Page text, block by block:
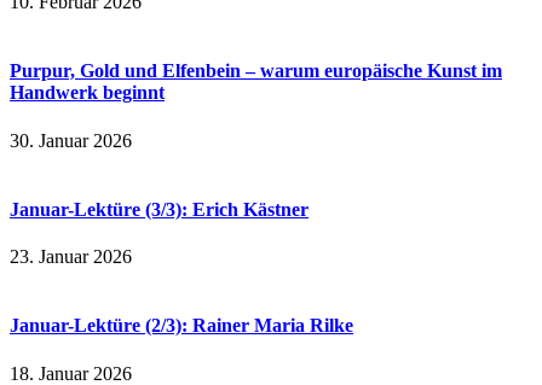
Purpur, Gold und Elfenbein – warum europäische Kunst im
Handwerk beginnt
30. Januar 2026
Januar-Lektüre (3/3): Erich Kästner
23. Januar 2026
Januar-Lektüre (2/3): Rainer Maria Rilke
18. Januar 2026